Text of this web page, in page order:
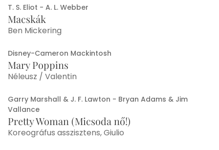
T. S. Eliot - A. L. Webber
Macskák
Ben Mickering
Disney-Cameron Mackintosh
Mary Poppins
Néleusz / Valentin
Garry Marshall & J. F. Lawton - Bryan Adams & Jim
Vallance
Pretty Woman (Micsoda nő!)
Koreográfus asszisztens, Giulio